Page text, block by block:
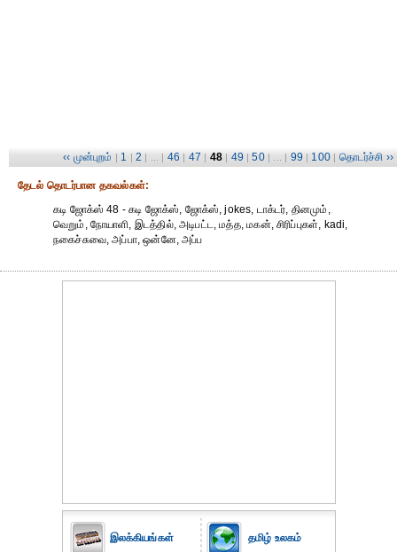
‹‹ முன்புறம் | 1 | 2 | ... | 46 | 47 | 48 | 49 | 50 | ... | 99 | 100 | தொடர்ச்சி ››
தேட‌ல் தொட‌ர்பான தகவ‌ல்க‌ள்:
கடி ஜோக்ஸ் 48 - கடி ஜோக்ஸ், ஜோக்ஸ், jokes, டாக்டர், தினமும்,
வெறும், நோயாளி, இடத்தில், அடிபட்ட, மத்த, மகன், சிரிப்புகள், kadi,
நகைச்சுவை, அப்பா, ஒன்னே, அப்ப
இலக்கியங்கள் தமிழ் உலகம்